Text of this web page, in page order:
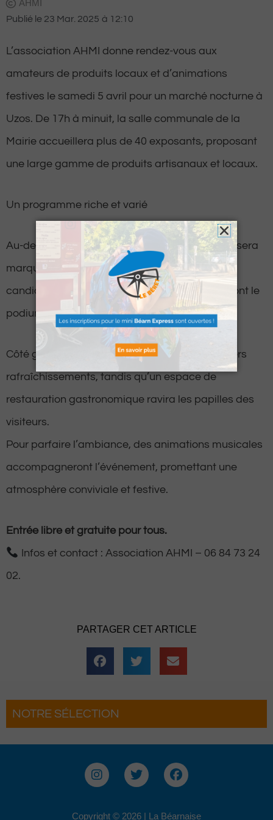
AHMI
Publié le 23 Mar. 2025 à 12:10
L’association AHMI donne rendez-vous aux
amateurs de produits locaux et d’animations
festives le samedi 5 avril pour un marché nocturne à
Uzos. De 17h à minuit, la salle communale de la
Mairie accueillera plus de 40 exposants, proposant
une large gamme de produits artisanaux et locaux.
Un programme riche et varié
Au-delà de la découverte des stands, la soirée sera
marquée par un défilé de mode, où certaines
candidates de Miss Élégance Aquitaine fouleront le
podium.
Côté gourmandise, une buvette proposera divers
rafraîchissements, tandis qu’un espace de
restauration gastronomique ravira les papilles des
visiteurs.
Pour parfaire l’ambiance, des animations musicales
accompagneront l’événement, promettant une
atmosphère conviviale et festive.
Entrée libre et gratuite pour tous.
Infos et contact : Association AHMI – 06 84 73 24
02.
PARTAGER CET ARTICLE
NOTRE SÉLECTION
Le Béret : Un voyage offert par Version
Voyages pour les grands gagnants
I
n
T
w
F
a
Copyright © 2026 | La Béarnaise